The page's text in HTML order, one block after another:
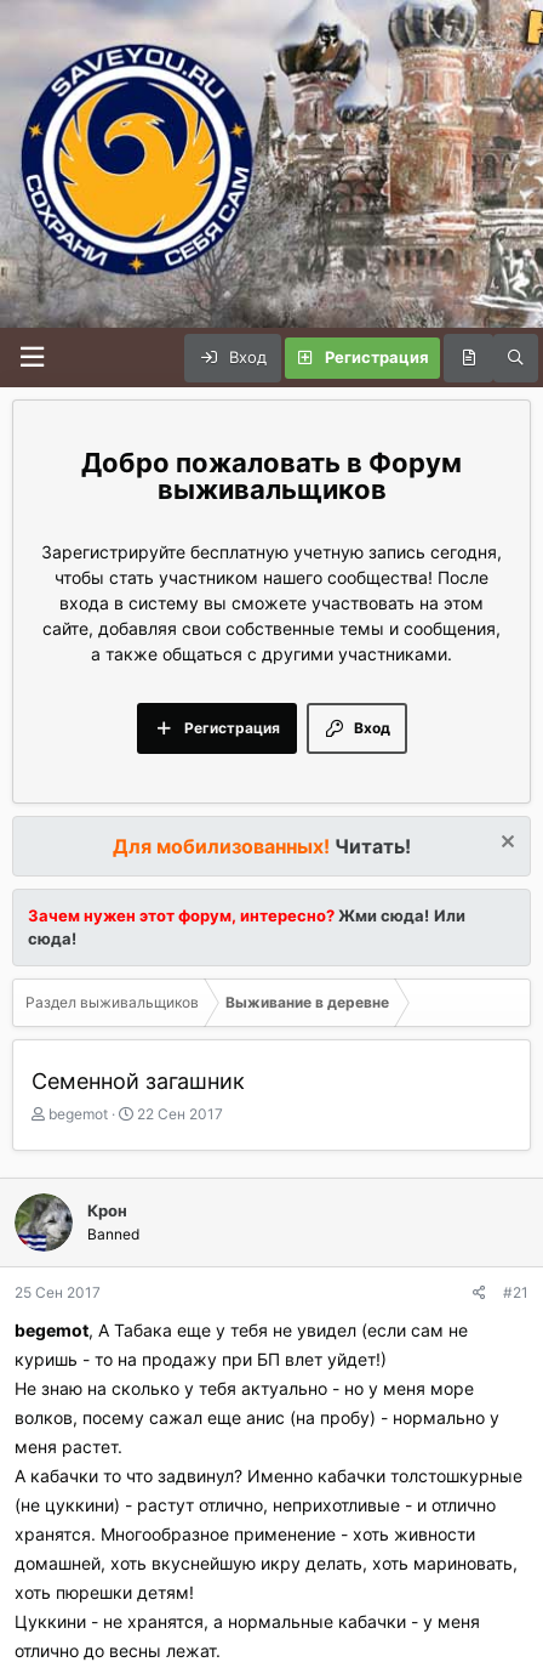
Вход Регистрация
Форум
выживальщиков
Зарегистрируйте бесплатную учетную запись сегодня,
чтобы стать участником нашего сообщества! После
входа в систему вы сможете участвовать на этом
сайте, добавляя свои собственные темы и сообщения,
а также общаться с другими участниками.
Вход
Регистрация
Для мобилизованных! Читать!
Зачем нужен этот форум, интересно?Жми сюда! Или
сюда!
Раздел выживальщиков Выживание в деревне
Семенной загашник
А
т
о
р
т
е
м
ы
begemot
Д
т
а
ч
а
22 Сен 2017
Крон
Banned
25 Сен 2017 #21
begemot, А Табака еще у тебя не увидел (если сам не
куришь - то на продажу при БП влет уйдет!)
Не знаю на сколько у тебя актуально - но у меня море
волков, посему сажал еще анис (на пробу) - нормально у
меня растет.
А кабачки то что задвинул? Именно кабачки толстошкурные
(не цуккини) - растут отлично, неприхотливые - и отлично
хранятся. Многообразное применение - хоть живности
домашней, хоть вкуснейшую икру делать, хоть мариновать,
хоть пюрешки детям!
Цуккини - не хранятся, а нормальные кабачки - у меня
отлично до весны лежат.